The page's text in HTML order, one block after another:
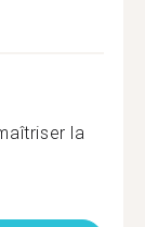
la